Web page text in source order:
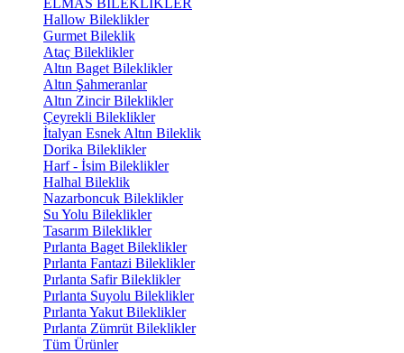
ELMAS BİLEKLİKLER
Hallow Bileklikler
Gurmet Bileklik
Ataç Bileklikler
Altın Baget Bileklikler
Altın Şahmeranlar
Altın Zincir Bileklikler
Çeyrekli Bileklikler
İtalyan Esnek Altın Bileklik
Dorika Bileklikler
Harf - İsim Bileklikler
Halhal Bileklik
Nazarboncuk Bileklikler
Su Yolu Bileklikler
Tasarım Bileklikler
Pırlanta Baget Bileklikler
Pırlanta Fantazi Bileklikler
Pırlanta Safir Bileklikler
Pırlanta Suyolu Bileklikler
Pırlanta Yakut Bileklikler
Pırlanta Zümrüt Bileklikler
Tüm Ürünler